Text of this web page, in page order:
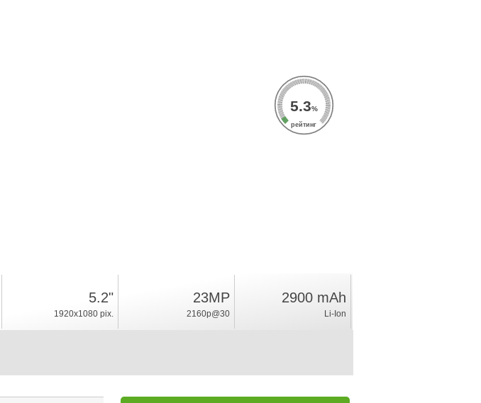
5.3%
рейтинг
5.2"
1920x1080 pix.
23MP
2160p@30
2900 mAh
Li-Ion